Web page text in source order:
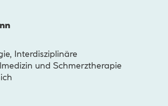
Interdisziplinäre
und Schmerztherapie